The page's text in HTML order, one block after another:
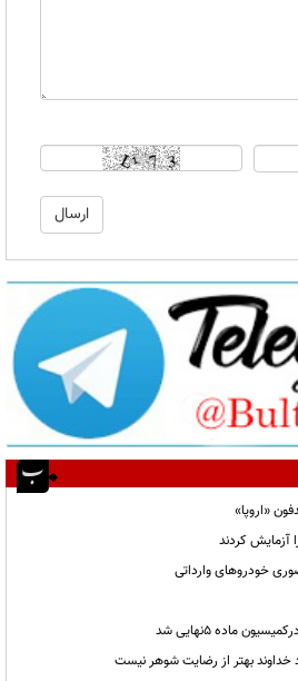
«اروپا»
آزمایش کردند
خودروهای وارداتی
ماده ۵نهایی شد
بهتر از رضایت شوهر نیست